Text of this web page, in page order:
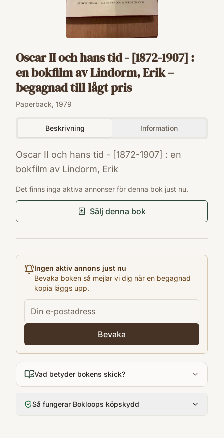
Oscar II och hans tid - [1872-1907] :
en bokfilm av Lindorm, Erik –
begagnad till lågt pris
Paperback, 1979
Beskrivning Information
Oscar II och hans tid - [1872-1907] : en
bokfilm av Lindorm, Erik
9146133755
Wahlström & Widstrand
Utgivningsår
Antal sidor
509
Språk
Svenska
Format
Det finns inga aktiva annonser för denna bok just nu.
Sälj denna bok
Ingen aktiv annons just nu
Bevaka boken så mejlar vi dig när en begagnad
kopia läggs upp.
Bevaka
Vad betyder bokens skick?
Så fungerar Bokloops köpskydd